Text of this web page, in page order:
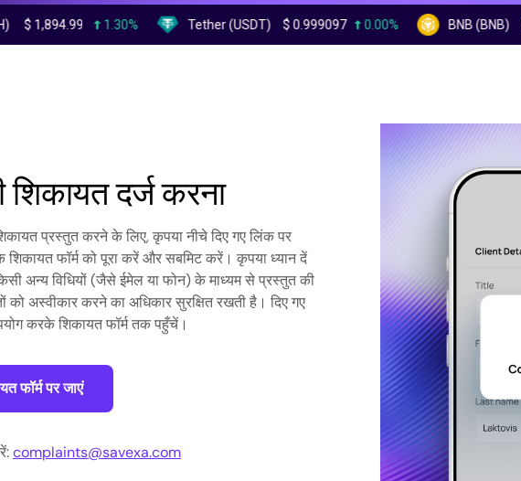
1.30% Tether (USDT) $0.999097 0.00% BNB (BNB) $593.05
शिकायत दर्ज करना
प्रस्तुत करने के लिए, कृपया नीचे दिए गए लिंक पर
फॉर्म को पूरा करें और सबमिट करें। कृपया ध्यान दें
अन्य विधियों (जैसे ईमेल या फोन) के माध्यम से प्रस्तुत की
को अस्वीकार करने का अधिकार सुरक्षित रखती है। दिए गए
करके शिकायत फॉर्म तक पहुँचें।
फॉर्म पर जाएं
complaints@savexa.com